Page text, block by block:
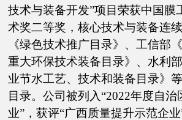
技术与装备开发”项目荣获中国膜
术奖二等奖，核心技术与装备连
《绿色技术推广目录》、工信部
重大环保技术装备目录》、水利
业节水工艺、技术和装备目录》
目录。公司被列入“2022年度自治
业”，获评“广西质量提升示范企